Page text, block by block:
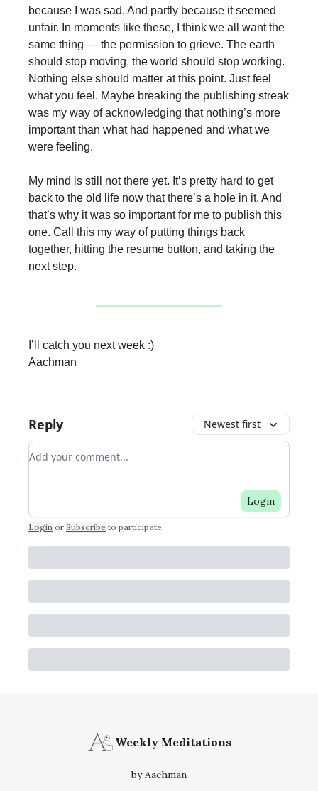
because I was sad. And partly because it seemed
unfair. In moments like these, I think we all want the
same thing — the permission to grieve. The earth
should stop moving, the world should stop working.
Nothing else should matter at this point. Just feel
what you feel. Maybe breaking the publishing streak
was my way of acknowledging that nothing’s more
important than what had happened and what we
were feeling.
My mind is still not there yet. It’s pretty hard to get
back to the old life now that there’s a hole in it. And
that’s why it was so important for me to publish this
one. Call this my way of putting things back
together, hitting the resume button, and taking the
next step.
I’ll catch you next week :)
Aachman
Reply Newest first
Add your comment
Login
Login or Subscribe to participate.
Weekly Meditations
by Aachman